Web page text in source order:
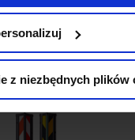
z niezbędnych plików